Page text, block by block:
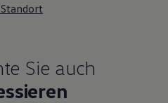
Sie auch